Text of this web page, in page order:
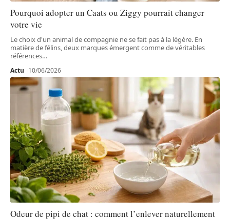
Pourquoi adopter un Caats ou Ziggy pourrait changer
votre vie
Le choix d'un animal de compagnie ne se fait pas à la légère. En
matière de félins, deux marques émergent comme de véritables
références…
Actu 10/06/2026
Odeur de pipi de chat : comment l’enlever naturellement